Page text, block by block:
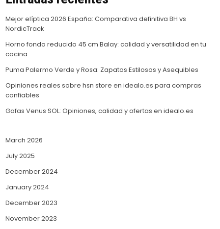
Mejor elíptica 2026 España: Comparativa definitiva BH vs
NordicTrack
Horno fondo reducido 45 cm Balay: calidad y versatilidad en tu
cocina
Puma Palermo Verde y Rosa: Zapatos Estilosos y Asequibles
Opiniones reales sobre hsn store en idealo.es para compras
confiables
Gafas Venus SOL: Opiniones, calidad y ofertas en idealo.es
March 2026
July 2025
December 2024
January 2024
December 2023
November 2023